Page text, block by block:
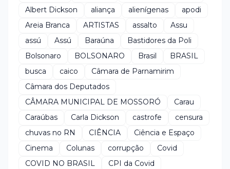
Albert Dickson
aliança alienígenas
apodi
Areia Branca
ARTISTAS assalto
Assu
assú
Assú Baraúna
Bastidores da Poli
Bolsonaro
BOLSONARO Brasil
BRASIL
busca
caico
Câmara de Parnamirim
Câmara dos Deputados
CÂMARA MUNICIPAL DE MOSSORÓ
Carau
Caraúbas
Carla Dickson castrofe
censura
chuvas no RN
CIÊNCIA
Ciência e Espaço
Cinema
Colunas corrupção
Covid
COVID NO BRASIL
CPI da Covid